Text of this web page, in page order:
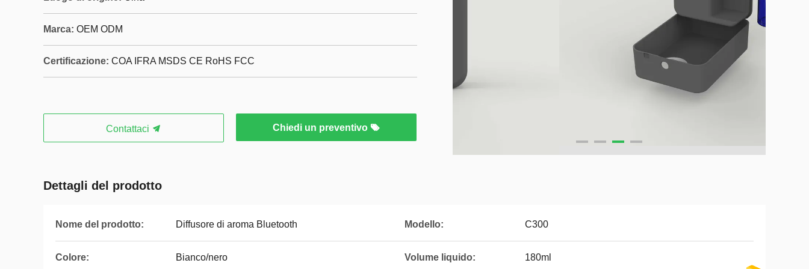
Marca: OEM ODM
Certificazione: COA IFRA MSDS CE RoHS FCC
Contattaci Chiedi un preventivo
Dettagli del prodotto
Nome del prodotto: Diffusore di aroma Bluetooth Modello: C300
Colore: Bianco/nero Volume liquido: 180ml